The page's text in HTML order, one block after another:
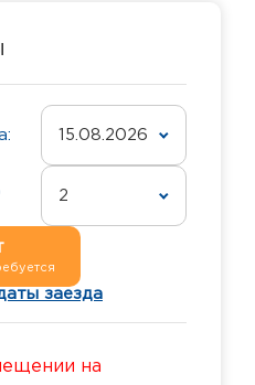
15.08.2026
2
заезда
на